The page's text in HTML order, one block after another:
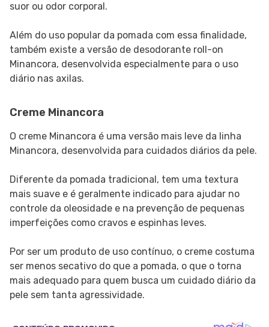
suor ou odor corporal.
Além do uso popular da pomada com essa finalidade,
também existe a versão de desodorante roll-on
Minancora, desenvolvida especialmente para o uso
diário nas axilas.
Creme Minancora
O creme Minancora é uma versão mais leve da linha
Minancora, desenvolvida para cuidados diários da pele.
Diferente da pomada tradicional, tem uma textura
mais suave e é geralmente indicado para ajudar no
controle da oleosidade e na prevenção de pequenas
imperfeições como cravos e espinhas leves.
Por ser um produto de uso contínuo, o creme costuma
ser menos secativo do que a pomada, o que o torna
mais adequado para quem busca um cuidado diário da
pele sem tanta agressividade.